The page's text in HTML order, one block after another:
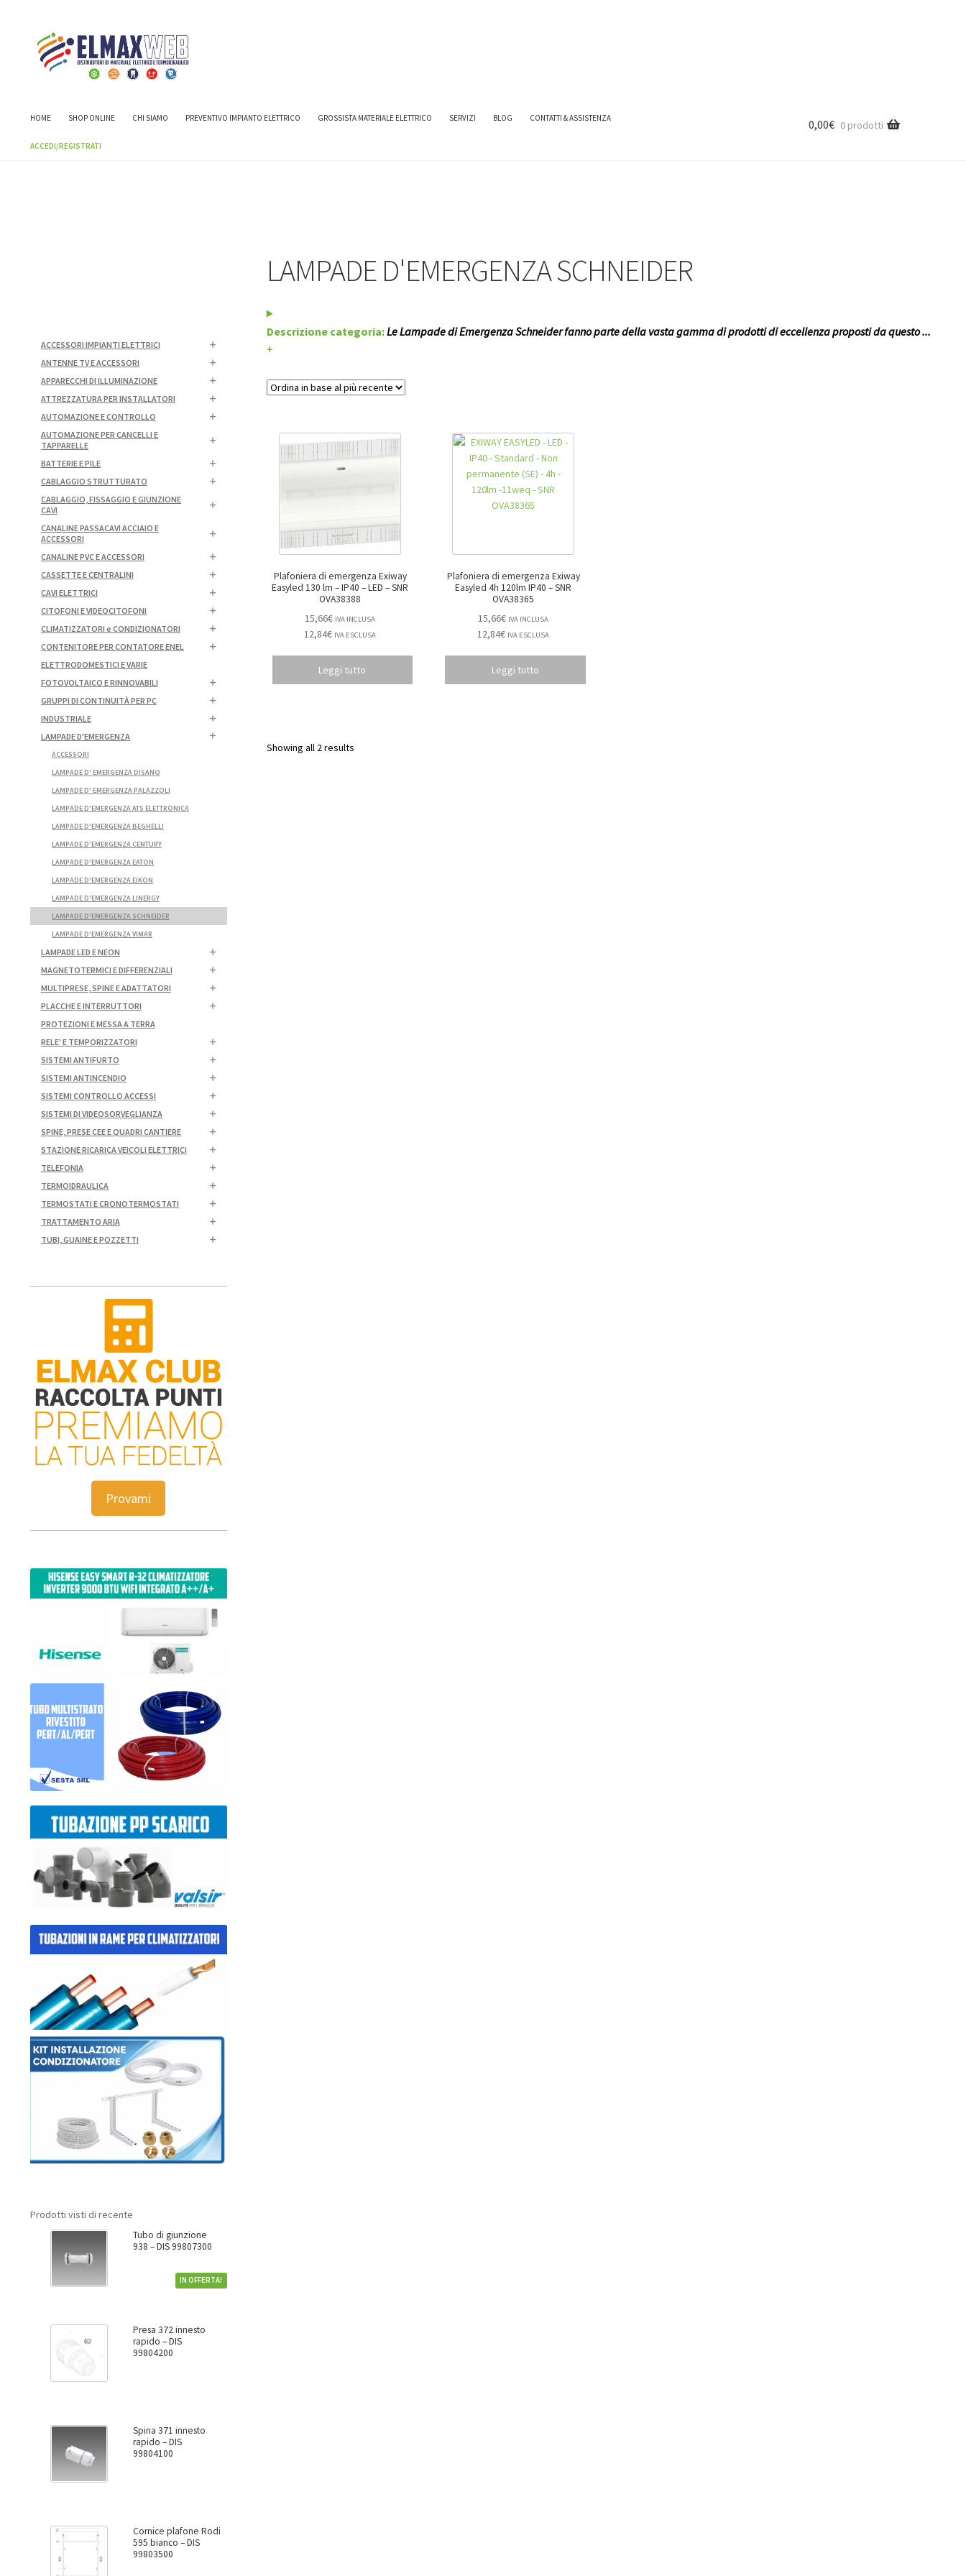
HOME SHOP ONLINE CHI SIAMO PREVENTIVO IMPIANTO ELETTRICO GROSSISTA MATERIALE ELETTRICO SERVIZI BLOG CONTATTI & ASSISTENZA
ACCEDI/REGISTRATI
0,00€ 0 prodotti
Home Shop LAMPADE D'EMERGENZA
LAMPADE D'EMERGENZA SCHNEIDER
Descrizione categoria:Le Lampade di Emergenza Schneider fanno parte della vasta gamma di prodotti di eccellenza proposti da questo...
+
Plafoniera di emergenza Exiway
Easyled 130 lm – IP40 – LED – SNR
OVA38388
15,66€ IVA INCLUSA
12,84€ IVA ESCLUSA
Leggi tutto
Plafoniera di emergenza Exiway
Easyled 4h 120lm IP40 – SNR
OVA38365
15,66€ IVA INCLUSA
12,84€ IVA ESCLUSA
Leggi tutto
Showing all 2 results
ACCESSORI IMPIANTI ELETTRICI
ANTENNE TV E ACCESSORI
APPARECCHI DI ILLUMINAZIONE
ATTREZZATURA PER INSTALLATORI
AUTOMAZIONE E CONTROLLO
AUTOMAZIONE PER CANCELLI E
TAPPARELLE
BATTERIE E PILE
CABLAGGIO STRUTTURATO
CABLAGGIO, FISSAGGIO E GIUNZIONE
CAVI
CANALINE PASSACAVI ACCIAIO E
ACCESSORI
CANALINE PVC E ACCESSORI
CASSETTE E CENTRALINI
CAVI ELETTRICI
CITOFONI E VIDEOCITOFONI
CLIMATIZZATORI e CONDIZIONATORI
CONTENITORE PER CONTATORE ENEL
ELETTRODOMESTICI E VARIE
FOTOVOLTAICO E RINNOVABILI
GRUPPI DI CONTINUITÀ PER PC
INDUSTRIALE
LAMPADE D'EMERGENZA
ACCESSORI
LAMPADE D' EMERGENZA DISANO
LAMPADE D' EMERGENZA PALAZZOLI
LAMPADE D'EMERGENZA ATS ELETTRONICA
LAMPADE D'EMERGENZA BEGHELLI
LAMPADE D'EMERGENZA CENTURY
LAMPADE D'EMERGENZA EATON
LAMPADE D'EMERGENZA EIKON
LAMPADE D'EMERGENZA LINERGY
LAMPADE D'EMERGENZA SCHNEIDER
LAMPADE D'EMERGENZA VIMAR
LAMPADE LED E NEON
MAGNETOTERMICI E DIFFERENZIALI
MULTIPRESE, SPINE E ADATTATORI
PLACCHE E INTERRUTTORI
PROTEZIONI E MESSA A TERRA
RELE' E TEMPORIZZATORI
SISTEMI ANTIFURTO
SISTEMI ANTINCENDIO
SISTEMI CONTROLLO ACCESSI
SISTEMI DI VIDEOSORVEGLIANZA
SPINE, PRESE CEE E QUADRI CANTIERE
STAZIONE RICARICA VEICOLI ELETTRICI
TELEFONIA
TERMOIDRAULICA
TERMOSTATI E CRONOTERMOSTATI
TRATTAMENTO ARIA
TUBI, GUAINE E POZZETTI
Provami
Prodotti visti di recente
Tubo di giunzione
938 – DIS 99807300
IN OFFERTA!
Presa 372 innesto
rapido – DIS
99804200
Spina 371 innesto
rapido – DIS
99804100
Cornice plafone Rodi
595 bianco – DIS
99803500